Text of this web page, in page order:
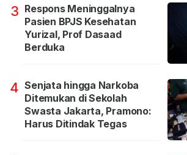
3 Respons Meninggalnya
Pasien BPJS Kesehatan
Yurizal, Prof Dasaad
Berduka
4 Senjata hingga Narkoba
Ditemukan di Sekolah
Swasta Jakarta, Pramono:
Harus Ditindak Tegas